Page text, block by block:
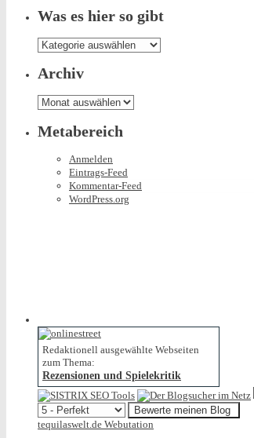
Was es hier so gibt
Was
es
hier
so
gibt
Archiv
Archiv
Metabereich
Anmelden
Eintrags-Feed
Kommentar-Feed
WordPress.org
Redaktionell ausgewählte Webseiten
zum Thema:
Rezensionen und Spielekritik
tequilaswelt.de Webutation